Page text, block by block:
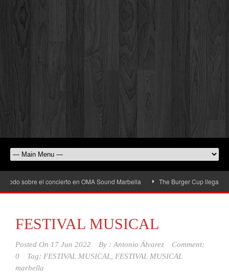
el concierto en OMA Sound Marbella The Burger Cup llega a San
FESTIVAL MUSICAL
Posted On 17 Jun 2022 By : Antonio Álvarez
Comment:
0
Tag: FESTIVAL MUSICAL FESTIVAL MUSICAL
marbella